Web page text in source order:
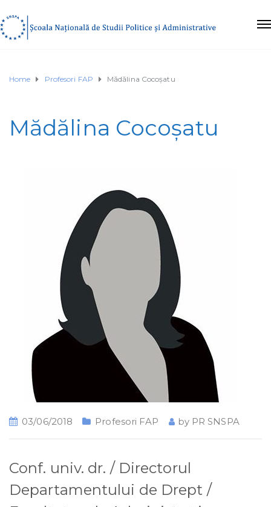
Home Profesori FAP Mădălina Cocoșatu
Mădălina Cocoșatu
03/06/2018 Profesori FAP by PR SNSPA
Conf. univ. dr. / Directorul
Departamentului de Drept /